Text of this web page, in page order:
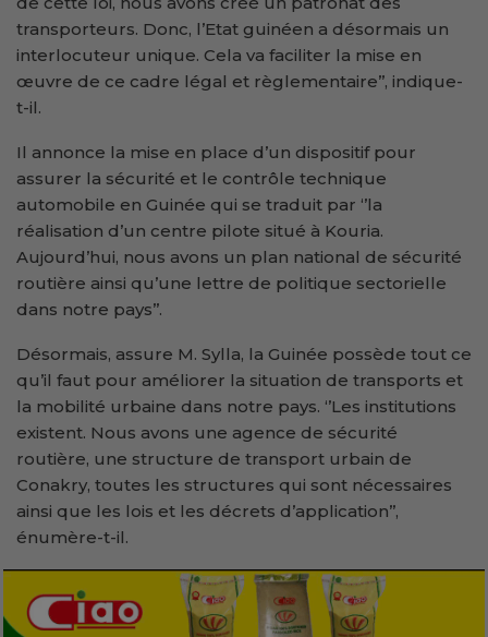
transporteurs. Donc, l’Etat guinéen a désormais un
interlocuteur unique. Cela va faciliter la mise en
œuvre de ce cadre légal et règlementaire’’, indique-
t-il.
Il annonce la mise en place d’un dispositif pour
assurer la sécurité et le contrôle technique
automobile en Guinée qui se traduit par ‘’la
réalisation d’un centre pilote situé à Kouria.
Aujourd’hui, nous avons un plan national de sécurité
routière ainsi qu’une lettre de politique sectorielle
dans notre pays’’.
Désormais, assure M. Sylla, la Guinée possède tout ce
qu’il faut pour améliorer la situation de transports et
la mobilité urbaine dans notre pays. ‘’Les institutions
existent. Nous avons une agence de sécurité
routière, une structure de transport urbain de
Conakry, toutes les structures qui sont nécessaires
ainsi que les lois et les décrets d’application’’,
énumère-t-il.